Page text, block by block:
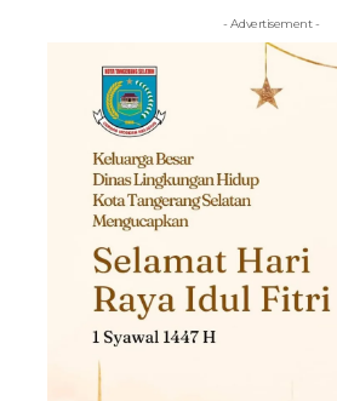
- Advertisement -